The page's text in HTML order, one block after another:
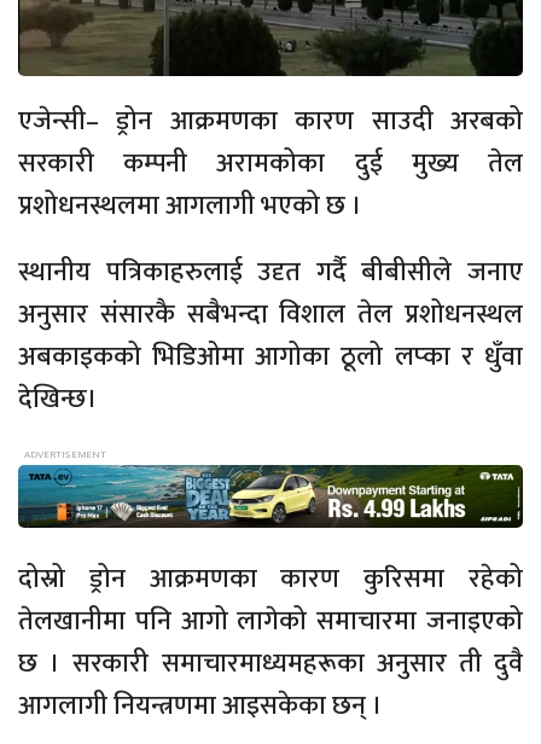
एजेन्सी– ड्रोन आक्रमणका कारण साउदी अरबको
सरकारी कम्पनी अरामकोका दुई मुख्य तेल
प्रशोधनस्थलमा आगलागी भएको छ ।
स्थानीय पत्रिकाहरुलाई उदृत गर्दै बीबीसीले जनाए
अनुसार संसारकै सबैभन्दा विशाल तेल प्रशोधनस्थल
अबकाइकको भिडिओमा आगोका ठूलो लप्का र धुँवा
देखिन्छ।
दोस्रो ड्रोन आक्रमणका कारण कुरिसमा रहेको
तेलखानीमा पनि आगो लागेको समाचारमा जनाइएको
छ । सरकारी समाचारमाध्यमहरूका अनुसार ती दुवै
आगलागी नियन्त्रणमा आइसकेका छन् ।